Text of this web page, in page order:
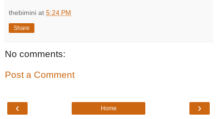
thebimini at 5:24 PM
Share
No comments:
Post a Comment
‹ ›
Home